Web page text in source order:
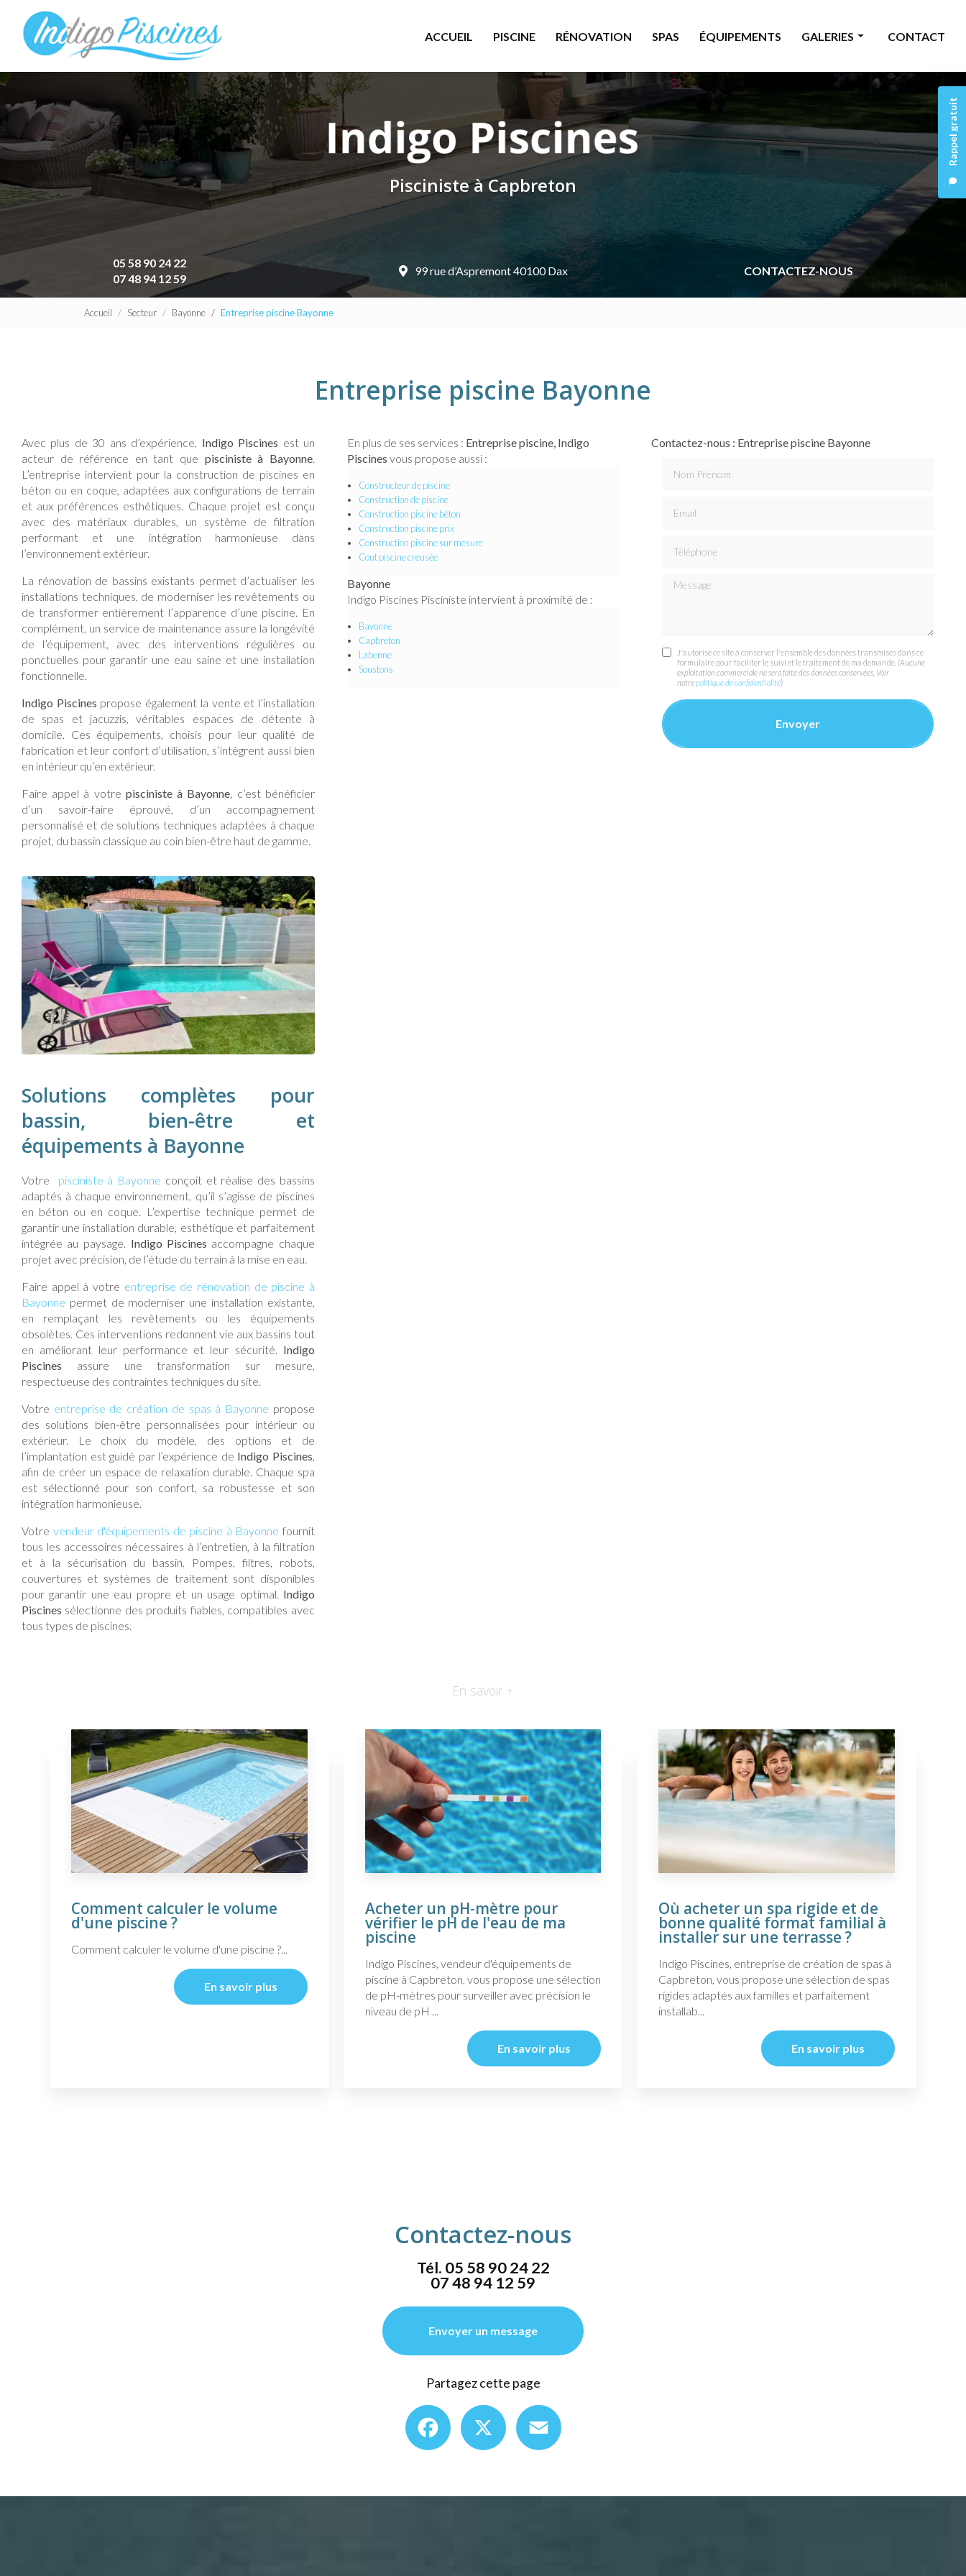
contenu
principal
Rappel gratuit
ACCUEIL PISCINE RÉNOVATION SPAS ÉQUIPEMENTS GALERIES
Spas
Équipements
CONTACT
Pisciniste à Capbreton
05 58 90 24 22
07 48 94 12 59
99 rue d’Aspremont 40100 Dax CONTACTEZ-NOUS
Accueil Secteur Bayonne Entreprise piscine Bayonne
Entreprise piscine Bayonne
Avec plus de 30 ans d’expérience, Indigo Piscines est un
acteur de référence en tant que pisciniste à Bayonne.
L’entreprise intervient pour la construction de piscines en
béton ou en coque, adaptées aux configurations de terrain
et aux préférences esthétiques. Chaque projet est conçu
avec des matériaux durables, un système de filtration
performant et une intégration harmonieuse dans
l’environnement extérieur.
La rénovation de bassins existants permet d’actualiser les
installations techniques, de moderniser les revêtements ou
de transformer entièrement l’apparence d’une piscine. En
complément, un service de maintenance assure la longévité
de l’équipement, avec des interventions régulières ou
ponctuelles pour garantir une eau saine et une installation
fonctionnelle.
Indigo Piscines propose également la vente et l’installation
de spas et jacuzzis, véritables espaces de détente à
domicile. Ces équipements, choisis pour leur qualité de
fabrication et leur confort d’utilisation, s’intègrent aussi bien
en intérieur qu’en extérieur.
Faire appel à votre pisciniste à Bayonne, c’est bénéficier
d’un savoir-faire éprouvé, d’un accompagnement
personnalisé et de solutions techniques adaptées à chaque
projet, du bassin classique au coin bien-être haut de gamme.
Solutions complètes pour
bassin, bien-être et
équipements à Bayonne
Votre pisciniste à Bayonne conçoit et réalise des bassins
adaptés à chaque environnement, qu’il s’agisse de piscines
en béton ou en coque. L’expertise technique permet de
garantir une installation durable, esthétique et parfaitement
intégrée au paysage. Indigo Piscines accompagne chaque
projet avec précision, de l’étude du terrain à la mise en eau.
Faire appel à votre entreprise de rénovation de piscine à
Bayonne permet de moderniser une installation existante,
en remplaçant les revêtements ou les équipements
obsolètes. Ces interventions redonnent vie aux bassins tout
en améliorant leur performance et leur sécurité. Indigo
Piscines assure une transformation sur mesure,
respectueuse des contraintes techniques du site.
Votre entreprise de création de spas à Bayonne propose
des solutions bien-être personnalisées pour intérieur ou
extérieur. Le choix du modèle, des options et de
l’implantation est guidé par l’expérience de Indigo Piscines
afin de créer un espace de relaxation durable. Chaque spa
est sélectionné pour son confort, sa robustesse et son
intégration harmonieuse.
Votre vendeur d'équipements de piscine à Bayonne fournit
tous les accessoires nécessaires à l’entretien, à la filtration
et à la sécurisation du bassin. Pompes, filtres, robots,
couvertures et systèmes de traitement sont disponibles
pour garantir une eau propre et un usage optimal. Indigo
Piscines sélectionne des produits fiables, compatibles avec
tous types de piscines.
En plus de ses services : Entreprise piscine, Indigo
Piscines vous propose aussi :
Constructeur de piscine
Construction de piscine
Construction piscine béton
Construction piscine prix
Construction piscine sur mesure
Cout piscine creusée
Bayonne
Indigo Piscines Pisciniste intervient à proximité de :
Bayonne
Capbreton
Labenne
Soustons
Contactez-nous : Entreprise piscine Bayonne
Message
J'autorise ce site à conserver l'ensemble des données transmises dans ce
formulaire pour faciliter le suivi et le traitement de ma demande. (Aucune
exploitation commerciale ne sera faite des données conservées. Voir
notrepolitique de confidentialité)
En savoir +
Comment calculer le volume
d'une piscine ?
Comment calculer le volume d'une piscine ?...
En savoir plus
Acheter un pH-mètre pour
vérifier le pH de l'eau de ma
piscine
Indigo Piscines, vendeur d'équipements de
piscine à Capbreton, vous propose une sélection
de pH-mètres pour surveiller avec précision le
niveau de pH ...
En savoir plus
Où acheter un spa rigide et de
bonne qualité format familial à
installer sur une terrasse ?
Indigo Piscines, entreprise de création de spas à
Capbreton, vous propose une sélection de spas
rigides adaptés aux familles et parfaitement
installab...
En savoir plus
Contactez-nous
Tél. 05 58 90 24 22
07 48 94 12 59
Envoyer un message
Partagez cette page
Facebook